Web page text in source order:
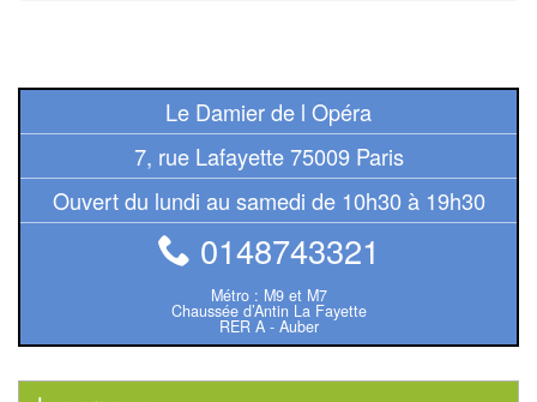
initiés
Pour
les
experts
Pour
2
Le Damier de l Opéra
7, rue Lafayette 75009 Paris
Ouvert du lundi au samedi de 10h30 à 19h30
0148743321
Métro : M9 et M7
Chaussée d’Antin La Fayette
RER A - Auber